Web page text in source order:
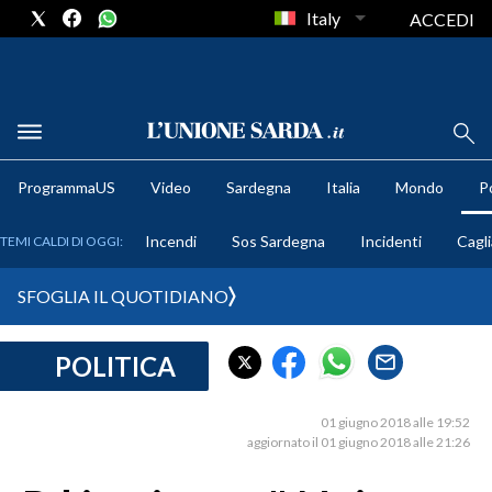
METEO
CRONACA SARDEGNA
Italy ACCEDI
ProgrammaUS Video Sardegna Italia Mondo
TEMI CALDI DI OGGI: Incendi Sos Sardegna Incidenti
SFOGLIA IL QUOTIDIANO
POLITICA
01 giugno 2018 alle 19:52
aggiornato il 01 giugno 2018 alle 21:26